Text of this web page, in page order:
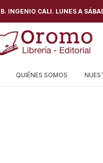
INGENIO CALI. LUNES A
QUIÉNES SOMOS